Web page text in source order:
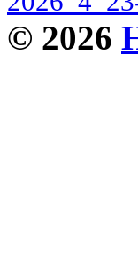
© 2026